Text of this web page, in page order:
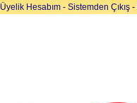
Üyelik Hesabım - Sistemden Çıkış -